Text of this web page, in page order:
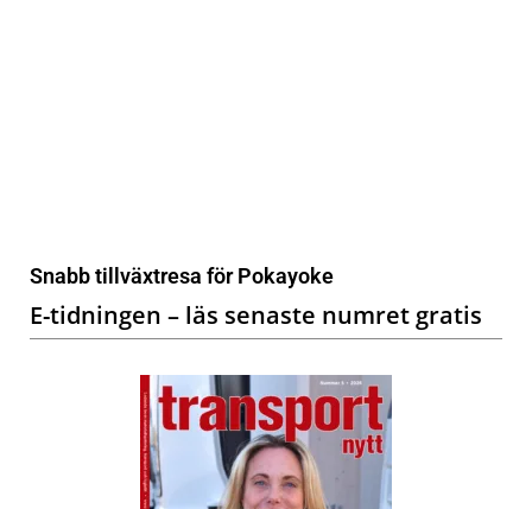
Snabb tillväxtresa för Pokayoke
E-tidningen – läs senaste numret gratis